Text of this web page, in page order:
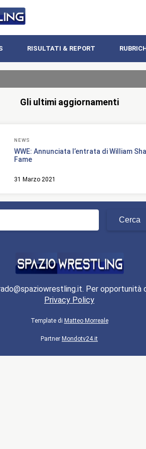
RISULTATI & REPORT
Gli ultimi aggiornamenti
NEWS
WWE: Annunciata l’entrata di William
Fame
31 Marzo 2021
Per
Privacy Policy
Template di Matteo Morreale
Partner Mondotv24.it